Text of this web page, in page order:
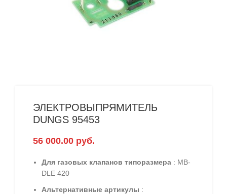
ЭЛЕКТРОВЫПРЯМИТЕЛЬ
DUNGS 95453
56 000.00 руб.
Для газовых клапанов типоразмера : MB-
DLE 420
Альтернативные артикулы :